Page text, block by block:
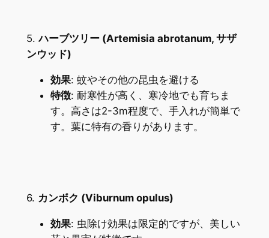
5.ハーブツリー (Artemisia abrotanum, サザ
ンウッド)
効果: 蚊やその他の昆虫を避ける
特徴: 耐寒性が高く、寒冷地でも育ちま
す。高さは2-3m程度で、手入れが簡単で
す。葉に特有の香りがあります。
6. カンボク (Viburnum opulus)
効果: 虫除け効果は限定的ですが、美しい